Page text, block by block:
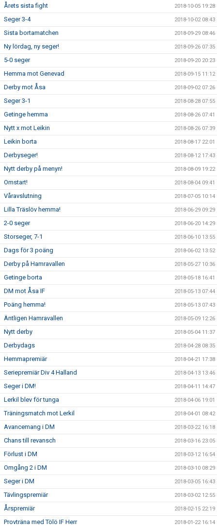
Årets sista fight 2018-10-05 19:28
Seger 3-4 2018-10-02 08:43
Sista bortamatchen 2018-09-29 08:46
Ny lördag, ny seger! 2018-09-26 07:35
5-0 seger 2018-09-20 20:23
Hemma mot Genevad 2018-09-15 11:12
Derby mot Åsa 2018-09-02 07:26
Seger 3-1 2018-08-28 07:55
Getinge hemma 2018-08-26 07:41
Nytt x mot Leikin 2018-08-26 07:39
Leikin borta 2018-08-17 22:01
Derbyseger! 2018-08-12 17:43
Nytt derby på menyn! 2018-08-09 19:22
Omstart! 2018-08-04 09:41
Våravslutning 2018-07-05 10:14
Lilla Träslöv hemma! 2018-06-29 09:29
2-0 seger 2018-06-20 14:29
Storseger, 7-1 2018-06-10 13:55
Dags för 3 poäng 2018-06-02 13:52
Derby på Hamravallen 2018-05-27 10:36
Getinge borta 2018-05-18 16:41
DM mot Åsa IF 2018-05-13 07:44
Poäng hemma! 2018-05-13 07:43
Äntligen Hamravallen 2018-05-09 12:26
Nytt derby 2018-05-04 11:37
Derbydags 2018-04-28 08:35
Hemmapremiär 2018-04-21 17:38
Seriepremiär Div 4 Halland 2018-04-13 13:46
Seger i DM! 2018-04-11 14:47
Lerkil blev för tunga 2018-04-06 19:01
Träningsmatch mot Lerkil 2018-04-01 08:42
Avancemang i DM 2018-03-22 16:18
Chans till revansch 2018-03-16 23:05
Förlust i DM 2018-03-12 16:54
Omgång 2 i DM 2018-03-10 08:29
Seger i DM 2018-03-05 16:43
Tävlingspremiär 2018-03-02 12:55
Årspremiär 2018-02-15 22:19
Provträna med Tölö IF Herr 2018-01-22 16:14